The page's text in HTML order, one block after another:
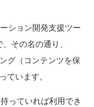
ション開発支援ツー
その名の通り、
グ（コンテンツを保
ています。
っていれば利用でき